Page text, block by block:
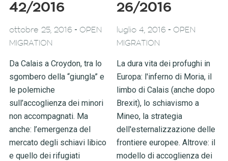
42/2016
ottobre 25, 2016- OPEN
MIGRATION
Da Calais a Croydon, tra lo
sgombero della “giungla” e
le polemiche
sull’accoglienza dei minori
non accompagnati. Ma
anche: l’emergenza del
mercato degli schiavi libico
e quello dei rifugiati
26/2016
luglio 4, 2016 - OPEN
MIGRATION
La dura vita dei profughi in
Europa: l'inferno di Moria, il
limbo di Calais (anche dopo
Brexit), lo schiavismo a
Mineo, la strategia
dell'esternalizzazione delle
frontiere europee. Altrove: il
modello di accoglienza dei